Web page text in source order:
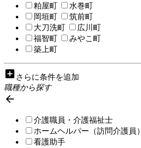
粕屋町
水巻町
岡垣町
筑前町
大刀洗町
広川町
福智町
みやこ町
築上町
add_box さらに条件を追加
職種から探す

介護職員・介護福祉士
ホームヘルパー（訪問介護員）
看護助手